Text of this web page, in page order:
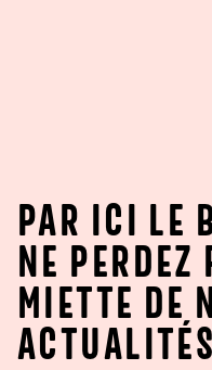
PAR ICI LE
NE PERDEZ
MIETTE DE